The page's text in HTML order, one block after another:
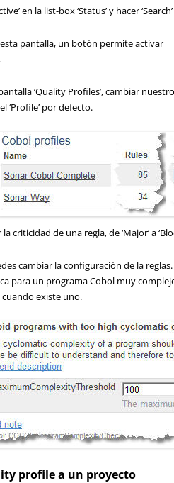
en la list-box ‘Status’ y hacer
pantalla, un botón permite activar
‘Quality Profiles’, cambiar nuestro
‘Profile’ por defecto.
criticidad de una regla, de ‘Major’ a
cambiar la configuración de la
para un programa Cobol muy
existe uno.
profile a un proyecto